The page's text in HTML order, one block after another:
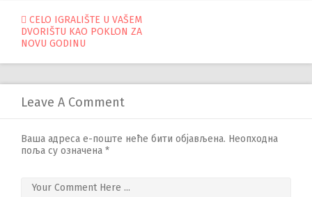
Управљање
објавама
CELO IGRALIŠTE U VAŠEM
DVORIŠTU KAO POKLON ZA
NOVU GODINU
Leave A Comment
Ваша адреса е-поште неће бити објављена. Неопходна
поља су означена *